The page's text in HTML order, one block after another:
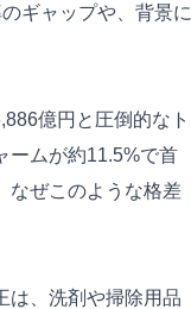
ギャップや、背景に
億円と圧倒的なト
ームが約11.5%で首
なぜこのような格差
は、洗剤や掃除用品